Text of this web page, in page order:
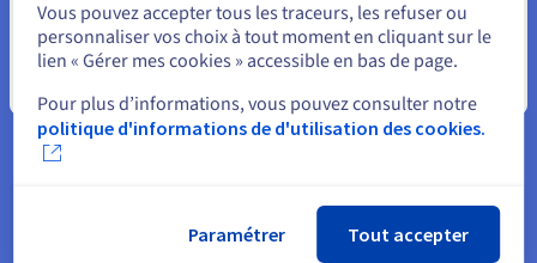
Un serveurPleskoffre une interface d’administration
centralisée pour les professionnels du Web, avec
différenteslicences. De nombreuses fonctionnalités sont
proposées : les sauvegardes planifiées, le suivi des
ressources, la gestion des abonnements et du plan de
service, etc.
Vous pouvez accepter tous les traceurs, les refuser ou
personnaliser vos choix à tout moment en cliquant sur le
lien « Gérer mes cookies » accessible en bas de page.
Pour plus d’informations, vous pouvez consulter notre
politique d'informations de d'utilisation des cookies.
Paramétrer Tout accepter